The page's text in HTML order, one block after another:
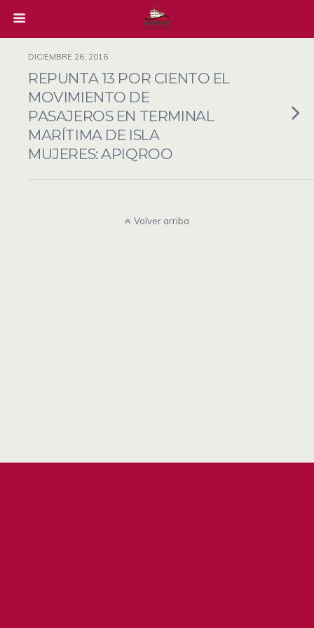
DICIEMBRE 26, 2016
REPUNTA 13 POR CIENTO EL
MOVIMIENTO DE
PASAJEROS EN TERMINAL
MARÍTIMA DE ISLA
MUJERES: APIQROO
Volver arriba